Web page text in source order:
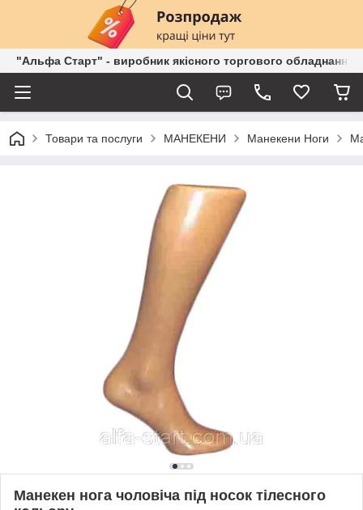
"Альфа Старт" - виробник якісного торгового обладнання
Товари та послуги МАНЕКЕНИ Манекени Ноги
Манекен нога чоловіча під носок тілесного